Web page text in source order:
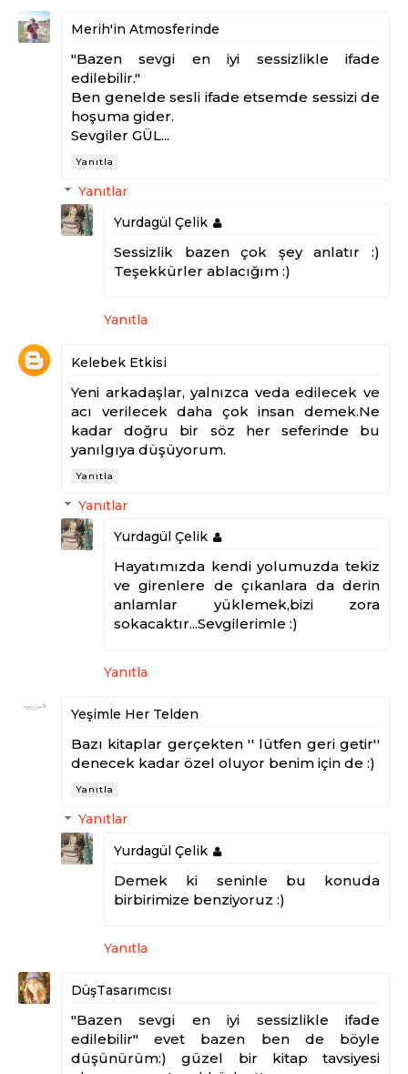
Merih'in Atmosferinde
"Bazen sevgi en iyi sessizlikle ifade
edilebilir."
Ben genelde sesli ifade etsemde sessizi de
hoşuma gider.
Sevgiler GÜL...
Yanıtla
Yanıtlar
Yurdagül Çelik
Sessizlik bazen çok şey anlatır :)
Teşekkürler ablacığım :)
Yanıtla
Kelebek Etkisi
Yeni arkadaşlar, yalnızca veda edilecek ve
acı verilecek daha çok insan demek.Ne
kadar doğru bir söz her seferinde bu
yanılgıya düşüyorum.
Yanıtla
Yanıtlar
Yurdagül Çelik
Hayatımızda kendi yolumuzda tekiz
ve girenlere de çıkanlara da derin
anlamlar yüklemek,bizi zora
sokacaktır...Sevgilerimle :)
Yanıtla
Yeşimle Her Telden
Bazı kitaplar gerçekten '' lütfen geri getir''
denecek kadar özel oluyor benim için de :)
Yanıtla
Yanıtlar
Yurdagül Çelik
Demek ki seninle bu konuda
birbirimize benziyoruz :)
Yanıtla
DüşTasarımcısı
"Bazen sevgi en iyi sessizlikle ifade
edilebilir" evet bazen ben de böyle
düşünürüm:) güzel bir kitap tavsiyesi